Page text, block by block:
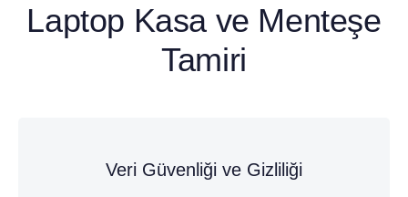
Laptop Kasa ve Menteşe
Tamiri
Veri Güvenliği ve Gizliliği